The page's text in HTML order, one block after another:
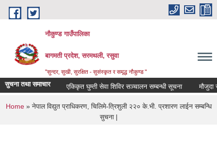
Skip to main content
नौकुण्ड गाउँपालिका
बागमती प्रदेश, सरमथली, रसुवा
"सुन्दर, सुखी, सुरक्षित - सुसंस्कृत र समृद्ध नौकुण्ड "
सुचना तथा समाचार एकिकृत घुम्ती सेवा शिविर सञ्‍चालन सम्बन्धी सूचना मौजुदा
You are here
Home» नेपाल विद्युत प्राधिकरण, चिलिमे-त्रिशुली २२० के.भी. प्रशारण लाईन सम्बन्धि
सुचना |